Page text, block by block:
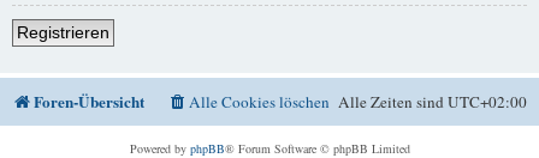
Registrieren
Foren-Übersicht Alle Zeiten sindUTC+02:00
Alle Cookies löschen
Powered by phpBB® Forum Software © phpBB Limited